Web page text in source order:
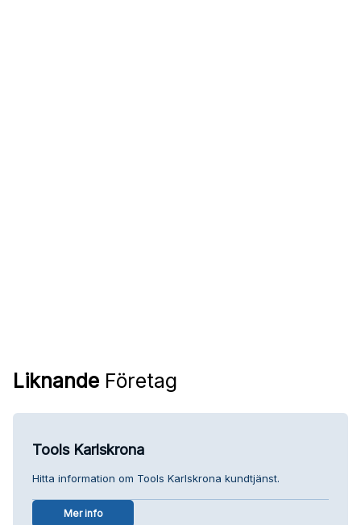
Liknande Företag
Tools Karlskrona
Hitta information om Tools Karlskrona kundtjänst.
Mer info